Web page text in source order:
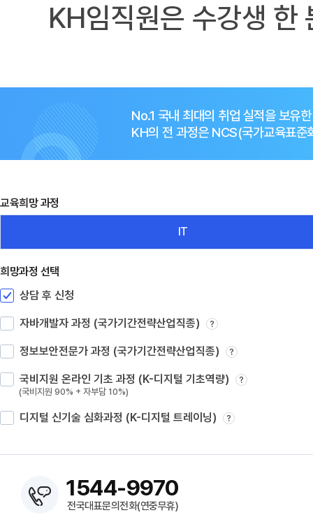
KH임직원은 수강생 한
No.1 국내 최대의 취업 실적을 보유
KH의 전 과정은 NCS(국가교육표준
교육희망 과정
IT
희망과정 선택
상담 후 신청
자바개발자 과정 (국가기간전략산업직종) ?
정보보안전문가 과정 (국가기간전략산업직종) ?
국비지원 온라인 기초 과정 (K-디지털 기초역량) ?
(국비지원 90% + 자부담 10%)
디지털 신기술 심화과정 (K-디지털 트레이닝) ?
1544-9970
전국대표문의전화(연중무휴)